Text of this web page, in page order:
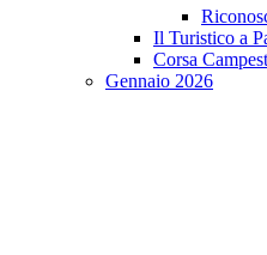
Il Turistico a
Corsa
Gennaio 2026